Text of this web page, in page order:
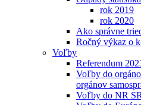
rok 2019
rok 2020
Ako správne
Ročný výkaz o
Voľby
Referendum
Voľby do
orgánov
Voľby do NR